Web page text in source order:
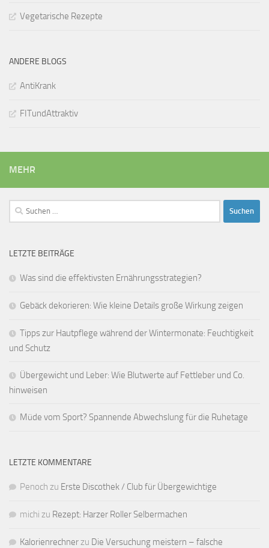
Vegetarische Rezepte
ANDERE BLOGS
AntiKrank
FITundAttraktiv
MEHR
Suchen
nach:
LETZTE BEITRÄGE
Was sind die effektivsten Ernährungsstrategien?
Gebäck dekorieren: Wie kleine Details große Wirkung zeigen
Tipps zur Hautpflege während der Wintermonate: Feuchtigkeit
und Schutz
Übergewicht und Leber: Wie Blutwerte auf Fettleber und Co.
hinweisen
Müde vom Sport? Spannende Abwechslung für die Ruhetage
LETZTE KOMMENTARE
Penoch zu Erste Discothek / Club für Übergewichtige
michi zu Rezept: Harzer Roller Selbermachen
Kalorienrechnerzu Die Versuchung meistern – falsche